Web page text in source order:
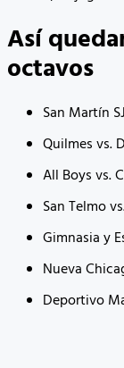
Así
octavos
San Martín
Quilmes vs.
All Boys vs.
San Telmo
Gimnasia y
Nueva
Deportivo